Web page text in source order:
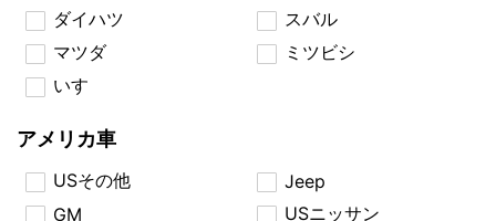
ダイハツ
スバル
マツダ
ミツビシ
いすゞ
アメリカ車
USその他
Jeep
GM
USニッサン